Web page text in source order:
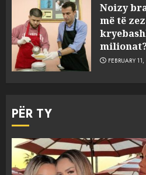
Noizy
më të
FEBRUARY
PËR TY
3
sulmuan
ngjarja u
serverat?
MARCH 25,
4 MARCH 25,